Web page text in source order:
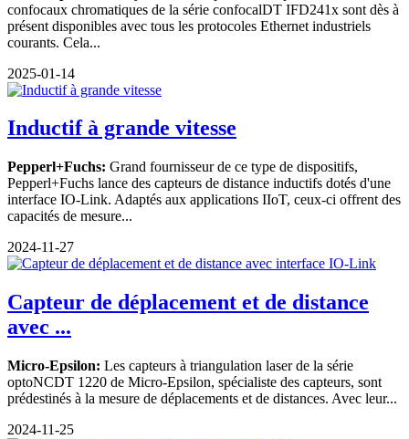
confocaux chromatiques de la série confocalDT IFD241x sont dès à
présent disponibles avec tous les protocoles Ethernet industriels
courants. Cela...
2025-01-14
Inductif à grande vitesse
Pepperl+Fuchs: Grand fournisseur de ce type de dispositifs,
Pepperl+Fuchs lance des capteurs de distance inductifs dotés d'une
interface IO-Link. Adaptés aux applications IIoT, ceux-ci offrent des
capacités de mesure...
2024-11-27
Capteur de déplacement et de distance
avec ...
Micro-Epsilon: Les capteurs à triangulation laser de la série
optoNCDT 1220 de Micro-Epsilon, spécialiste des capteurs, sont
prédestinés à la mesure de déplacements et de distances. Avec leur...
2024-11-25